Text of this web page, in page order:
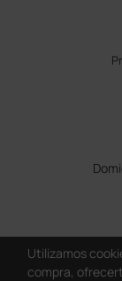
Utilizamos
compra,